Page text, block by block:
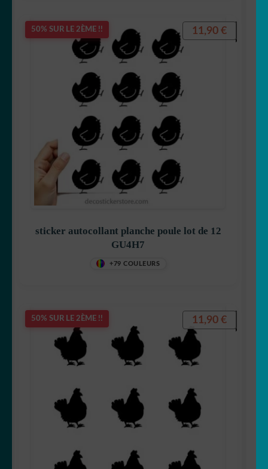
50% SUR LE 2ÈME !!
sticker autocollant planche poule lot de 12
GU4H7
+79 COULEURS
11,90 €
50% SUR LE 2ÈME !! 11,90 €